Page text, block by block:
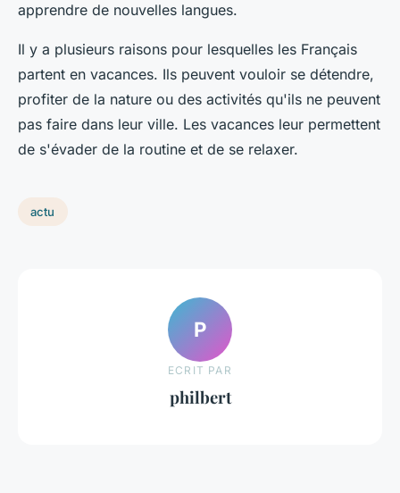
apprendre de nouvelles langues.
Il y a plusieurs raisons pour lesquelles les Français
partent en vacances. Ils peuvent vouloir se détendre,
profiter de la nature ou des activités qu'ils ne peuvent
pas faire dans leur ville. Les vacances leur permettent
de s'évader de la routine et de se relaxer.
actu
P
ECRIT PAR
philbert